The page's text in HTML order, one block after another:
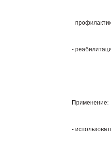
-
-
Применение:
-